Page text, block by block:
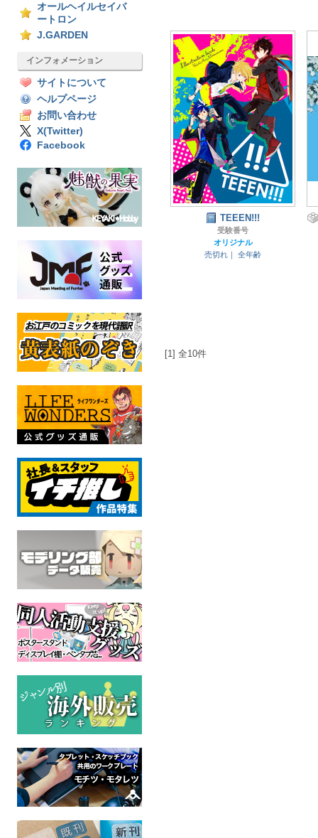
オールヘイルセイバ
ートロン
J.GARDEN
インフォメーション
サイトについて
ヘルプページ
お問い合わせ
X(Twitter)
Facebook
TEEEN!!!
受験番号
オリジナル
売切れ｜
全年齢
[1] 全10件